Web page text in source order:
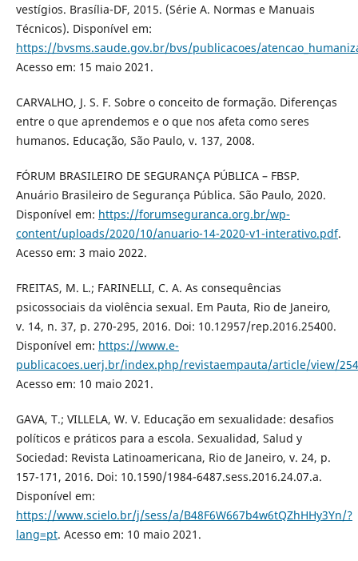
vestígios. Brasília-DF, 2015. (Série A. Normas e Manuais
Técnicos). Disponível em:
https://bvsms.saude.gov.br/bvs/publicacoes/
Acesso em: 15 maio 2021.
CARVALHO, J. S. F. Sobre o conceito de formação. Diferenças
entre o que aprendemos e o que nos afeta como seres
humanos. Educação, São Paulo, v. 137, 2008.
FÓRUM BRASILEIRO DE SEGURANÇA PÚBLICA – FBSP.
Anuário Brasileiro de Segurança Pública. São Paulo, 2020.
Disponível em: https://forumseguranca.org.br/wp-
content/uploads/2020/10/anuario-14-2020-v1-interativo.pdf.
Acesso em: 3 maio 2022.
FREITAS, M. L.; FARINELLI, C. A. As consequências
psicossociais da violência sexual. Em Pauta, Rio de Janeiro,
v. 14, n. 37, p. 270-295, 2016. Doi: 10.12957/rep.2016.25400.
Disponível em: https://www.e-
publicacoes.uerj.br/index.php/revistaempauta/article/view/
Acesso em: 10 maio 2021.
GAVA, T.; VILLELA, W. V. Educação em sexualidade: desafios
políticos e práticos para a escola. Sexualidad, Salud y
Sociedad: Revista Latinoamericana, Rio de Janeiro, v. 24, p.
157-171, 2016. Doi: 10.1590/1984-6487.sess.2016.24.07.a.
Disponível em:
https://www.scielo.br/j/sess/a/B48F6W667b4w6tQZhHHy3Yn/?
lang=pt. Acesso em: 10 maio 2021.